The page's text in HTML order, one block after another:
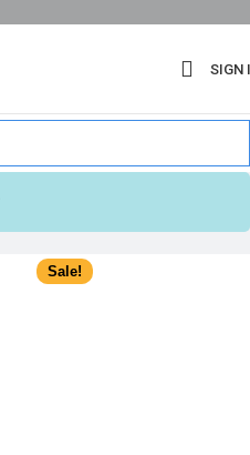
SIGN
Sale!